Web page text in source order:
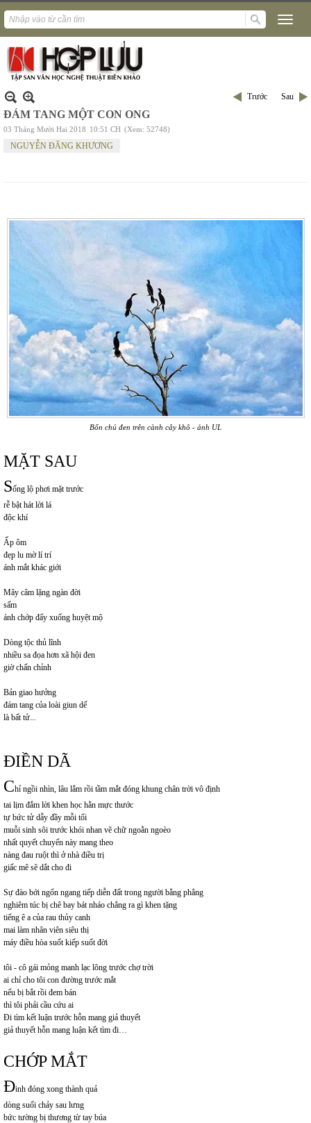
Trước Sau
ĐÁM TANG MỘT CON ONG
03 Tháng Mười Hai 2018 10:51 CH (Xem: 52748)
NGUYỄN ĐĂNG KHƯƠNG
Bốn chú đen trên cành cây khô - ảnh UL
MẶT SAU
Sống lộ phơi mặt trước
rễ bật hát lời lá
độc khí
Ấp ôm
đẹp lu mờ lí trí
ánh mắt khác giới
Mây câm lặng ngàn đời
sấm
ánh chớp đẩy xuống huyệt mộ
Dòng tộc thủ lĩnh
nhiều sa đọa hơn xã hội đen
giờ chấn chỉnh
Bản giao hưởng
đám tang của loài giun dế
là bất tử...
ĐIỀN DÃ
Chỉ ngồi nhìn, lâu lắm rồi tầm mắt đóng khung chân trời vô định
tai lịm đắm lời khen học hằn mực thước
tự bức tử dẫy đầy mỗi tối
muỗi sinh sôi trước khói nhan vẽ chữ ngoằn ngoèo
nhất quyết chuyến này mang theo
nàng đau ruột thì ở nhà điều trị
giấc mê sẽ dắt cho đi
Sự đào bới ngổn ngang tiếp diễn đất trong người bằng phẳng
nghiêm túc bị chê bay bát nháo chẳng ra gì khen tặng
tiếng ê a của rau thủy canh
mai làm nhân viên siêu thị
máy điều hòa suốt kiếp suốt đời
tôi - cô gái mỏng manh lạc lõng trước chợ trời
ai chỉ cho tôi con đường trước mắt
nếu bị bắt rồi đem bán
thì tôi phải cầu cứu ai
Đi tìm kết luận trước hỗn mang giả thuyết
giả thuyết hỗn mang luận kết tìm đi…
CHỚP MẮT
Đinh đóng xong thành quả
dòng suối chảy sau lưng
bức tường bị thương từ tay búa